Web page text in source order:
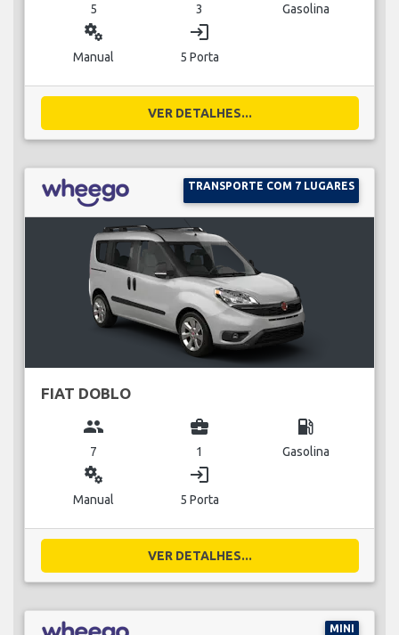
5 3 Gasolina
miscellaneous_services
Manual
login
5 Porta
VER DETALHES...
TRANSPORTE COM 7 LUGARES
FIAT DOBLO
group
7
business_center
1
local_gas_station
Gasolina
miscellaneous_services
Manual
login
5 Porta
VER DETALHES...
MINI